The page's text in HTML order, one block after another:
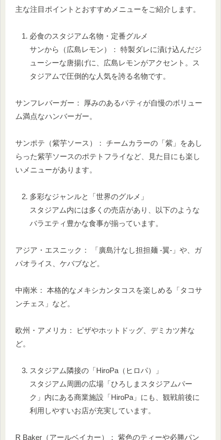
主な注目ポイントとおすすめメニューをご紹介します。
必食のスタジアム名物・定番グルメ
サンから（広島レモン）： 特製ダレに漬け込んだジ
ューシーな唐揚げに、広島レモンがアクセント。ス
タジアムで圧倒的な人気を誇る名物です。
サンフレバーガー： 厚みのあるパティが自慢のボリュー
ム満点なハンバーガー。
サンポテ（紫芋ソース）： チームカラーの「紫」をあし
らった紫芋ソースのポテトフライなど、見た目にも楽し
いメニューがあります。
多彩なジャンルと「世界のグルメ」
スタジアム内には多くの売店があり、以下のような
バラエティ豊かな食事が揃っています。
アジア・エスニック： 「廣島汁なし担担麺 -翼-」や、ガ
パオライス、ケバブなど。
中南米： 本格的なメキシカンタコスを楽しめる「タコサ
ンチェス」など。
欧州・アメリカ： ピザやホットドッグ、デミカツ丼な
ど。
スタジアム隣接の「HiroPa（ヒロパ）」
スタジアム周囲の広場「ひろしまスタジアムパー
ク」内にある商業施設「HiroPa」にも、観戦前後に
利用しやすいお店が充実しています。
R Baker（アールベイカー）： 紫色のティーや必勝パン